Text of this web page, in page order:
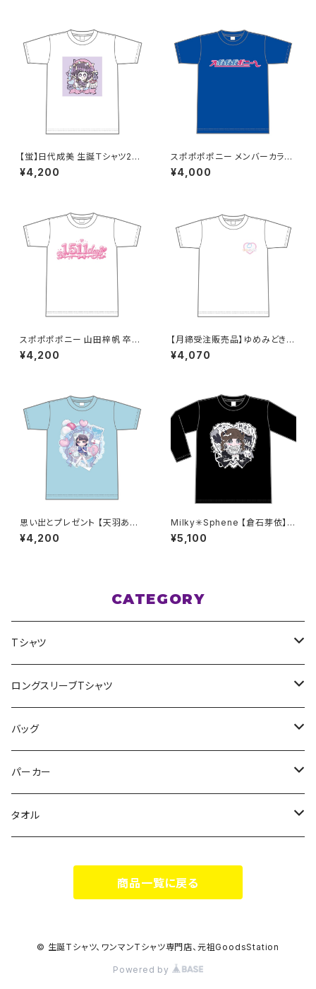
【蛍】日代成美 生誕Ｔシャツ202
5 XXL〜XXXLサイズ
¥4,200
スポポポポニー メンバーカラー
シンプルデザイン ロゴTシャツ
ブルー S〜XLサイズ
¥4,000
スポポポポニー 山田梓帆 卒業
記念Tシャツ XXL〜XXXLサイ
ズ
¥4,200
【月締受注販売品】ゆめみどきT
シャツ(ゆめT) XXL〜XXXLサ
イズ
¥4,070
思い出とプレゼント 【天羽あい】
生誕Ｔシャツ XXL〜 XXXLサイ
ズ
¥4,200
Milky✳︎Sphene 【倉石芽依】生
誕祭ロンT 2XL〜3XLサイズ
¥5,100
CATEGORY
Tシャツ
スポポポポニー
花いろは
Milky✳︎Sphene
シークレットシャノワール
思い出とプレゼント
ヒロイックニューシネマ
ロングスリーブTシャツ
HIGH HIGH BEAM
Milky✳︎Sphene
バッグ
サコッシュ
パーカー
スポポポポニー
タオル
Milky✳︎Sphene
商品一覧に戻る
© 生誕Tシャツ、ワンマンTシャツ専門店、元祖GoodsStation
Powered by